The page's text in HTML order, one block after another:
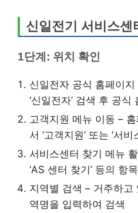
신일전기 서비스센
1단계: 위치 확인
신일전자 공식 홈페이
‘신일전자’ 검색 후 공식
고객지원 메뉴 이동 –
서 ‘고객지원’ 또는 ‘서비
서비스센터 찾기 메뉴 활
‘AS 센터 찾기’ 등의 항
지역별 검색 – 거주하고
역명을 입력하여 검색